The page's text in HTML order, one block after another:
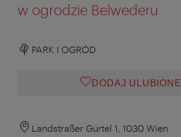
w ogrodzie Belwederu
PARK I OGRÓD
DODAJ ULUBIONE
Landstraßer Gürtel 1, 1030 Wien